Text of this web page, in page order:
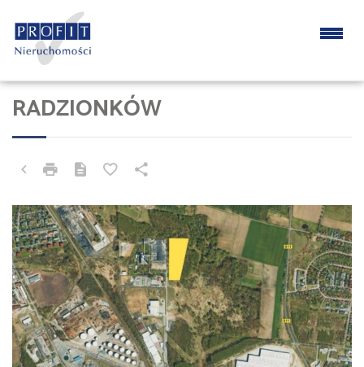
RADZIONKÓW